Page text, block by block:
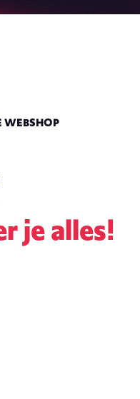
WEBSHOP
je alles!